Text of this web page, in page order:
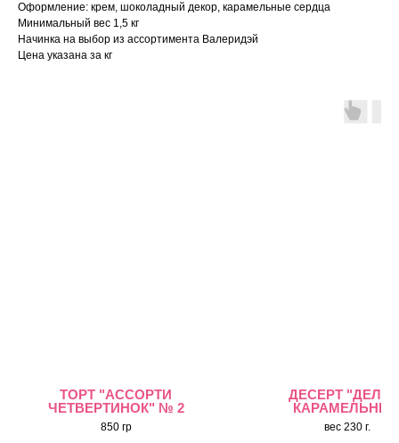
Оформление: крем, шоколадный декор, карамельные сердца
Минимальный вес 1,5 кг
Начинка на выбор из ассортимента Валеридэй
Цена указана за кг
ТОРТ "АССОРТИ
ЧЕТВЕРТИНОК" № 2
850 гр
ДЕСЕРТ
вес 230 г.